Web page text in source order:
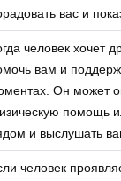
вас и
человек хочет
вам и
Он может
помощь
и выслушать
человек